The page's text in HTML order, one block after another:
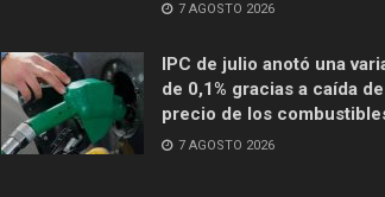
7 AGOSTO 2026
IPC de julio anotó una
de 0,1% gracias a caída de
precio de los
7 AGOSTO 2026